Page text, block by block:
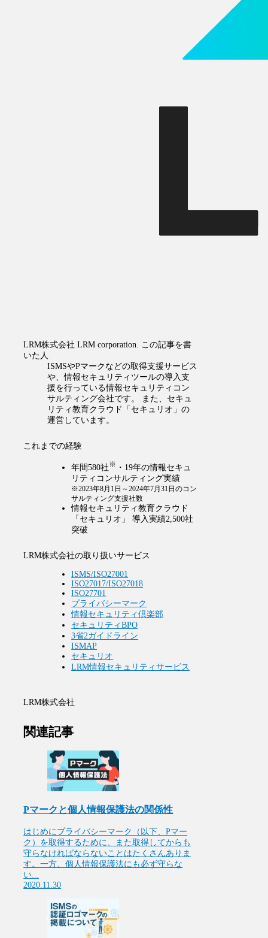
LRM株式会社 LRM corporation. この記事を書
いた人
ISMSやPマークなどの取得支援サービス
や、情報セキュリティツールの導入支
援を行っている情報セキュリティコン
サルティング会社です。 また、セキュ
リティ教育クラウド「セキュリオ」の
運営しています。
これまでの経験
年間580社※ ・19年の情報セキュ
リティコンサルティング実績
※2023年8月1日～2024年7月31日のコン
サルティング支援社数
情報セキュリティ教育クラウド
「セキュリオ」 導入実績2,500社
突破
LRM株式会社の取り扱いサービス
ISMS/ISO27001
ISO27017/ISO27018
ISO27701
プライバシーマーク
情報セキュリティ倶楽部
セキュリティBPO
3省2ガイドライン
ISMAP
セキュリオ
LRM情報セキュリティサービス
LRM株式会社
関連記事
Pマークと個人情報保護法の関係性
はじめにプライバシーマーク（以下、Pマー
ク）を取得するために、また取得してからも
守らなければならないことはたくさんありま
す。一方、個人情報保護法にも必ず守らな
い...
2020.11.30